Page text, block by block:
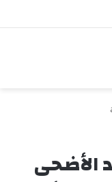
الأضحى